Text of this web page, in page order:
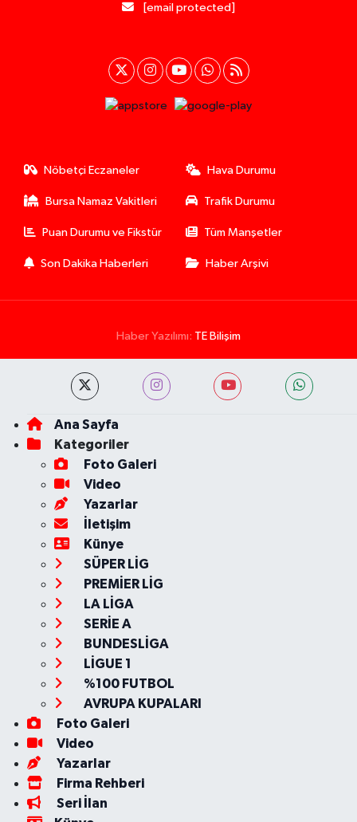
[email protected]
Nöbetçi Eczaneler Hava Durumu
Bursa Namaz Vakitleri Trafik Durumu
Puan Durumu ve Fikstür Tüm Manşetler
Son Dakika Haberleri Haber Arşivi
Haber Yazılımı: TE Bilişim
Ana Sayfa
Kategoriler
Foto Galeri
Video
Yazarlar
İletişim
Künye
SÜPER LİG
PREMİER LİG
LA LİGA
SERİE A
BUNDESLİGA
LİGUE 1
%100 FUTBOL
AVRUPA KUPALARI
Foto Galeri
Video
Yazarlar
Firma Rehberi
Seri İlan